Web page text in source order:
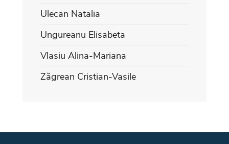
Ulecan Natalia
Ungureanu Elisabeta
Vlasiu Alina-Mariana
Zăgrean Cristian-Vasile